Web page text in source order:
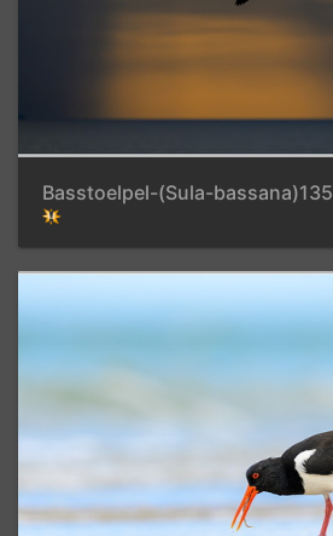
Basstoelpel-(Sula-bassana)135